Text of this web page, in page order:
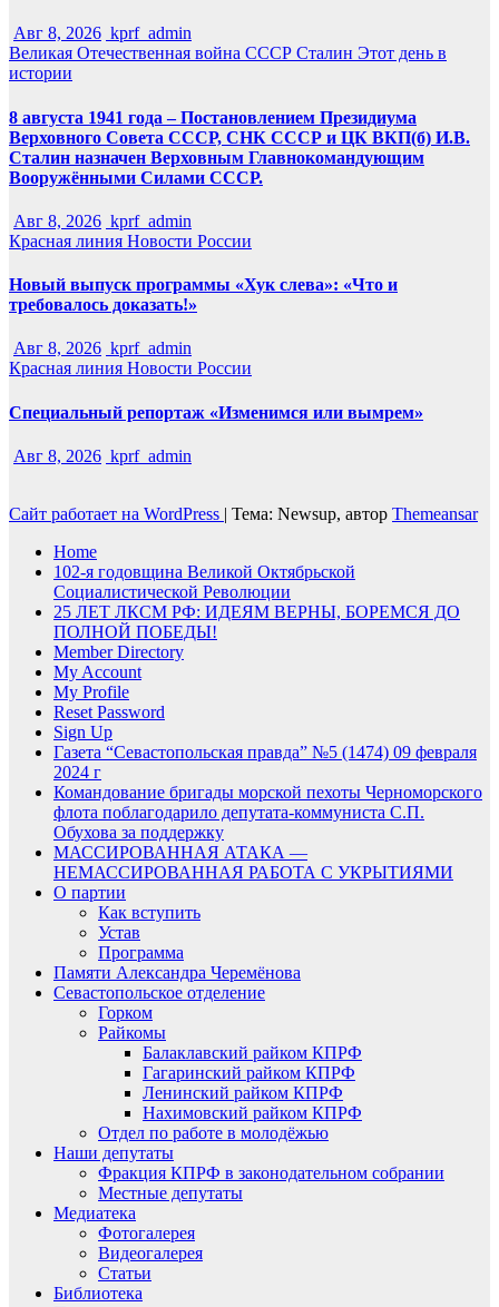
Авг 8, 2026 kprf_admin
Великая Отечественная война СССР Сталин Этот день в
истории
8 августа 1941 года – Постановлением Президиума
Верховного Совета СССР, СНК СССР и ЦК ВКП(б) И.В.
Сталин назначен Верховным Главнокомандующим
Вооружёнными Силами СССР.
Авг 8, 2026 kprf_admin
Красная линия Новости России
Новый выпуск программы «Хук слева»: «Что и
требовалось доказать!»
Авг 8, 2026 kprf_admin
Красная линия Новости России
Специальный репортаж «Изменимся или вымрем»
Авг 8, 2026 kprf_admin
Сайт работает на WordPress | Тема: Newsup, автор Themeansar
Home
102-я годовщина Великой Октябрьской
Социалистической Революции
25 ЛЕТ ЛКСМ РФ: ИДЕЯМ ВЕРНЫ, БОРЕМСЯ ДО
ПОЛНОЙ ПОБЕДЫ!
Member Directory
My Account
My Profile
Reset Password
Sign Up
Газета “Севастопольская правда” №5 (1474) 09 февраля
2024 г
Командование бригады морской пехоты Черноморского
флота поблагодарило депутата-коммуниста С.П.
Обухова за поддержку
МАССИРОВАННАЯ АТАКА —
НЕМАССИРОВАННАЯ РАБОТА С УКРЫТИЯМИ
О партии
Как вступить
Устав
Программа
Памяти Александра Черемёнова
Севастопольское отделение
Горком
Райкомы
Балаклавский райком КПРФ
Гагаринский райком КПРФ
Ленинский райком КПРФ
Нахимовский райком КПРФ
Отдел по работе в молодёжью
Наши депутаты
Фракция КПРФ в законодательном собрании
Местные депутаты
Медиатека
Фотогалерея
Видеогалерея
Статьи
Библиотека